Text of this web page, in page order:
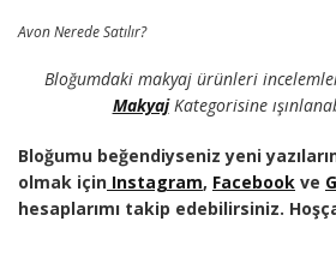
Avon Nerede Satılır?
Bloğumdaki makyaj ürünleri
MakyajKategorisine
Bloğumu beğendiyseniz yeni
olmak için Instagram, Facebook ve
hesaplarımı takip edebilirsiniz.